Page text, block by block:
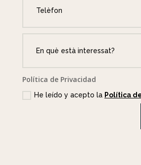
Política de Privacidad
He leído y acepto la Política